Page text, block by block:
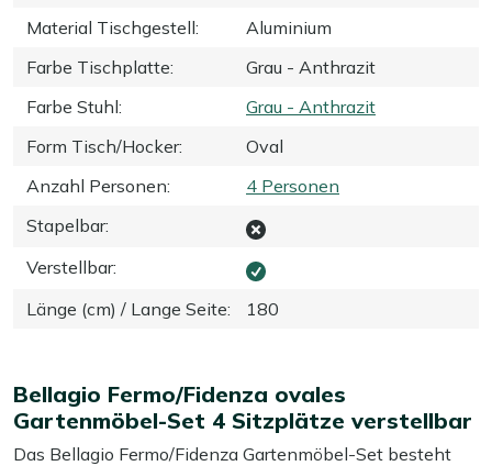
Material Tischgestell:
Aluminium
Farbe Tischplatte:
Grau - Anthrazit
Farbe Stuhl:
Grau - Anthrazit
Form Tisch/Hocker:
Oval
Anzahl Personen:
4 Personen
Stapelbar:
Verstellbar:
Länge (cm) / Lange Seite: 180
Bellagio Fermo/Fidenza ovales
Gartenmöbel-Set 4 Sitzplätze verstellbar
Das Bellagio Fermo/Fidenza Gartenmöbel-Set besteht